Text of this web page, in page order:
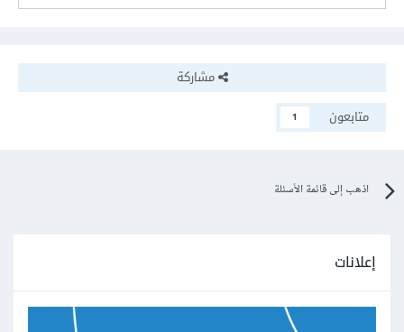
مشاركة
متابعون
1
اذهب إلى قائمة الأسئلة
إعلانات